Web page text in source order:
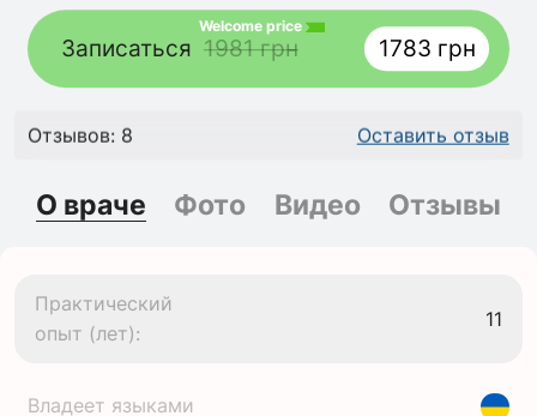
Записаться
Welcome price
1981 грн 1783 грн
Отзывов: 8 Оставить отзыв
О враче Фото Видео Отзывы
Практический
опыт (лет):
11
Владеет языками